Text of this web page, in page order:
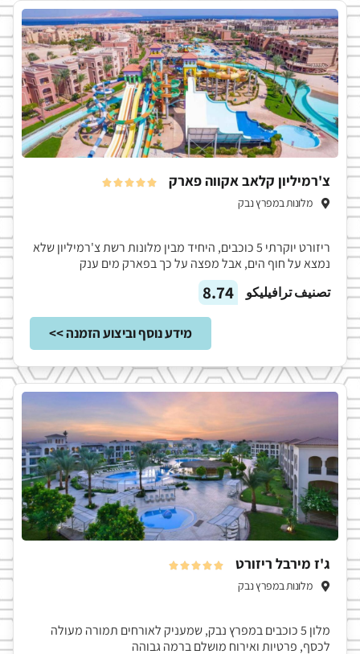
צ'רמיליון קלאב אקווה פארק 




מלונות במפרץ נבק
ריזורט יוקרתי 5 כוכבים, היחיד מבין מלונות רשת צ'רמיליון שלא
נמצא על חוף הים, אבל מפצה על כך בפארק מים ענק
تصنيف ترافيليكو
8.74
מידע נוסף וביצוע הזמנה >>
ג'ז מירבל ריזורט 




מלונות במפרץ נבק
מלון 5 כוכבים במפרץ נבק, שמעניק לאורחים תמורה מעולה
לכסף, פרטיות ואירוח מושלם ברמה גבוהה